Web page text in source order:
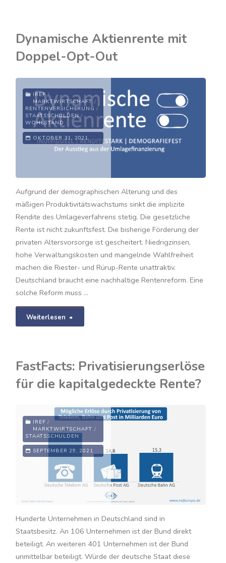
Trotz
volle
Kassen"
Dynamische Aktienrente mit
Doppel-Opt-Out
IREF /
MARKTWIRTSCHAFT /
RENTENVERSICHERUNG /
STAATSSCHULDEN /
WOHLSTAND
OKTOBER 31, 2021
Aufgrund der demographischen Alterung und des
mäßigen Produktivitätswachstums sinkt die implizite
Rendite des Umlageverfahrens stetig. Die gesetzliche
Rente ist nicht zukunftsfest. Die bisherige Förderung der
privaten Altersvorsorge ist gescheitert. Niedrigzinsen,
hohe Verwaltungskosten und mangelnde Wahlfreiheit
machen die Riester- und Rürup-Rente unattraktiv.
Deutschland braucht eine nachhaltige Rentenreform. Eine
solche Reform muss …
Weiterlesen
Doppel-
Out"
FastFacts: Privatisierungserlöse
für die kapitalgedeckte Rente?
IREF /
MARKTWIRTSCHAFT /
STAATSSCHULDEN
SEPTEMBER 29, 2021
Hunderte Unternehmen in Deutschland sind in
Staatsbesitz. An 106 Unternehmen ist der Bund direkt
beteiligt. An weiteren 401 Unternehmen ist der Bund
unmittelbar beteiligt. Würde der deutsche Staat diese